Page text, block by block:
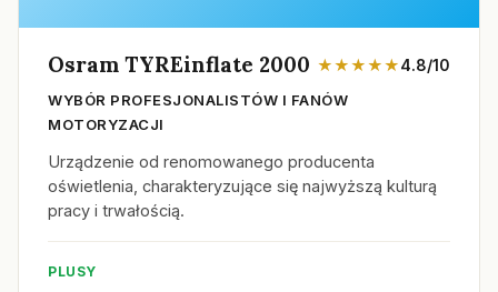
Osram TYREinflate 2000 ★★★★★4.8/10
WYBÓR PROFESJONALISTÓW I FANÓW
MOTORYZACJI
Urządzenie od renomowanego producenta
oświetlenia, charakteryzujące się najwyższą kulturą
pracy i trwałością.
PLUSY